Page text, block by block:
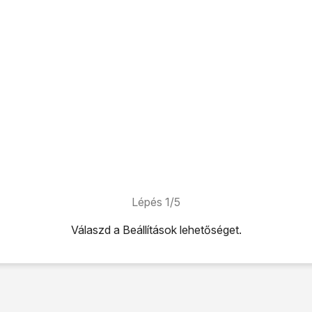
Lépés 1/5
Válaszd a Beállításoklehetőséget.